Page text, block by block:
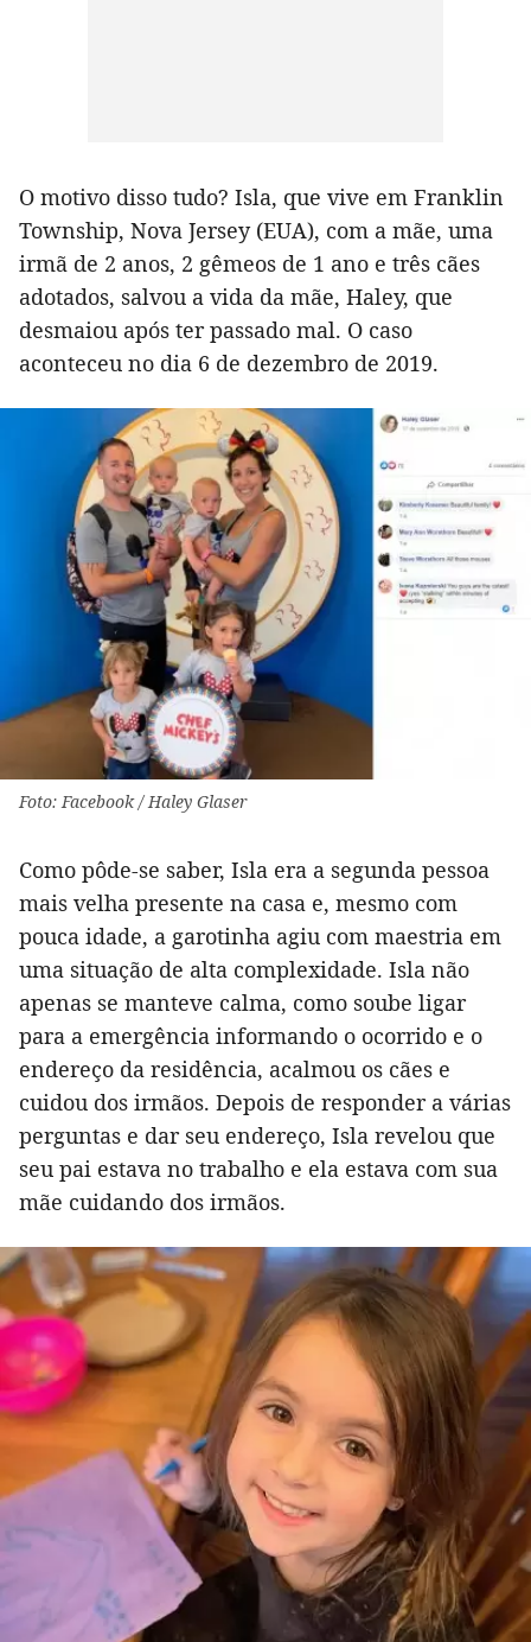
O motivo disso tudo? Isla, que vive em Franklin
Township, Nova Jersey (EUA), com a mãe, uma
irmã de 2 anos, 2 gêmeos de 1 ano e três cães
adotados, salvou a vida da mãe, Haley, que
desmaiou após ter passado mal. O caso
aconteceu no dia 6 de dezembro de 2019.
Foto: Facebook / Haley Glaser
Como pôde-se saber, Isla era a segunda pessoa
mais velha presente na casa e, mesmo com
pouca idade, a garotinha agiu com maestria em
uma situação de alta complexidade. Isla não
apenas se manteve calma, como soube ligar
para a emergência informando o ocorrido e o
endereço da residência, acalmou os cães e
cuidou dos irmãos. Depois de responder a várias
perguntas e dar seu endereço, Isla revelou que
seu pai estava no trabalho e ela estava com sua
mãe cuidando dos irmãos.